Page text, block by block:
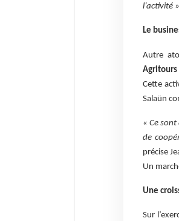
l’activité
Le
Autre
Agritours
Cette
Salaün
« Ce
de
précise
Un
Une
Sur